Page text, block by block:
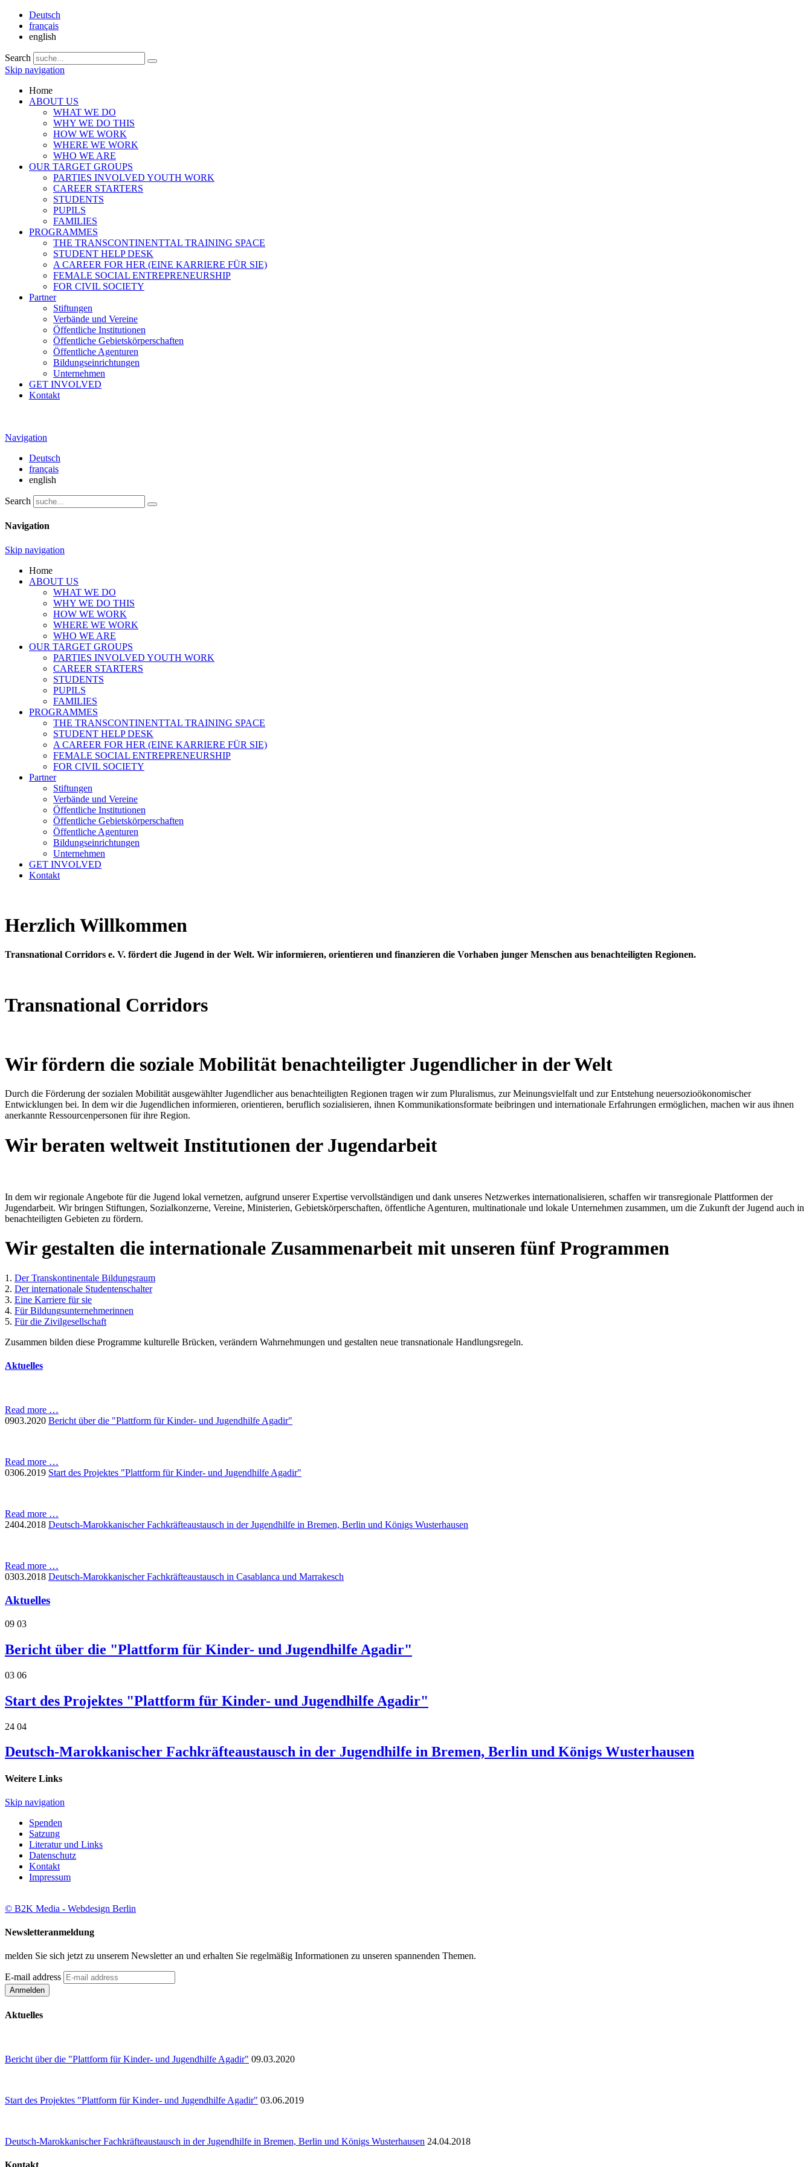
Deutsch
français
english
Search
Skip navigation
Home
ABOUT US
WHAT WE DO
WHY WE DO THIS
HOW WE WORK
WHERE WE WORK
WHO WE ARE
OUR TARGET GROUPS
PARTIES INVOLVED YOUTH WORK
CAREER STARTERS
STUDENTS
PUPILS
FAMILIES
PROGRAMMES
THE TRANSCONTINENTTAL TRAINING SPACE
STUDENT HELP DESK
A CAREER FOR HER (EINE KARRIERE FÜR SIE)
FEMALE SOCIAL ENTREPRENEURSHIP
FOR CIVIL SOCIETY
Partner
Stiftungen
Verbände und Vereine
Öffentliche Institutionen
Öffentliche Gebietskörperschaften
Öffentliche Agenturen
Bildungseinrichtungen
Unternehmen
GET INVOLVED
Kontakt
Navigation
Deutsch
français
english
Search
Navigation
Skip navigation
Home
ABOUT US
WHAT WE DO
WHY WE DO THIS
HOW WE WORK
WHERE WE WORK
WHO WE ARE
OUR TARGET GROUPS
PARTIES INVOLVED YOUTH WORK
CAREER STARTERS
STUDENTS
PUPILS
FAMILIES
PROGRAMMES
THE TRANSCONTINENTTAL TRAINING SPACE
STUDENT HELP DESK
A CAREER FOR HER (EINE KARRIERE FÜR SIE)
FEMALE SOCIAL ENTREPRENEURSHIP
FOR CIVIL SOCIETY
Partner
Stiftungen
Verbände und Vereine
Öffentliche Institutionen
Öffentliche Gebietskörperschaften
Öffentliche Agenturen
Bildungseinrichtungen
Unternehmen
GET INVOLVED
Kontakt
Herzlich Willkommen
Transnational Corridors e. V. fördert die Jugend in der Welt. Wir informieren, orientieren und finanzieren die Vorhaben junger Menschen aus benachteiligten Regionen.
Trans­national Corridors
Wir fördern die soziale Mobilität benachteiligter Jugendlicher in der Welt
Durch die Förderung der sozialen Mobilität ausgewählter Jugendlicher aus benachteiligten Regionen tragen wir zum Pluralismus, zur Meinungsvielfalt und zur Entstehung neuersozioökonomischer
Entwicklungen bei. In dem wir die Jugendlichen informieren, orientieren, beruflich sozialisieren, ihnen Kommunikationsformate beibringen und internationale Erfahrungen ermöglichen, machen wir aus ihnen
anerkannte Ressourcenpersonen für ihre Region.
Wir beraten weltweit Institutionen der Jugendarbeit
In dem wir regionale Angebote für die Jugend lokal vernetzen, aufgrund unserer Expertise vervollständigen und dank unseres Netzwerkes internationalisieren, schaffen wir transregionale Plattformen der
Jugendarbeit. Wir bringen Stiftungen, Sozialkonzerne, Vereine, Ministerien, Gebietskörperschaften, öffentliche Agenturen, multinationale und lokale Unternehmen zusammen, um die Zukunft der Jugend auch in
benachteiligten Gebieten zu fördern.
Wir gestalten die internationale Zusammenarbeit mit unseren fünf Programmen
1. Der Transkontinentale Bildungsraum
2. Der internationale Studentenschalter
3. Eine Karriere für sie
4. Für Bildungsunternehmerinnen
5. Für die Zivilgesellschaft
Zusammen bilden diese Programme kulturelle Brücken, verändern Wahrnehmungen und gestalten neue transnationale Handlungsregeln.
Aktuelles
Read more …
0903.2020 Bericht über die "Plattform für Kinder- und Jugendhilfe Agadir"
Read more …
0306.2019 Start des Projektes "Plattform für Kinder- und Jugendhilfe Agadir"
Read more …
2404.2018 Deutsch-Marokkanischer Fachkräfteaustausch in der Jugendhilfe in Bremen, Berlin und Königs Wusterhausen
Read more …
0303.2018 Deutsch-Marokkanischer Fachkräfteaustausch in Casablanca und Marrakesch
Aktuelles
09 03
Bericht über die "Plattform für Kinder- und Jugendhilfe Agadir"
03 06
Start des Projektes "Plattform für Kinder- und Jugendhilfe Agadir"
24 04
Deutsch-Marokkanischer Fachkräfteaustausch in der Jugendhilfe in Bremen, Berlin und Königs Wusterhausen
Weitere Links
Skip navigation
Spenden
Satzung
Literatur und Links
Datenschutz
Kontakt
Impressum
© B2K Media - Webdesign Berlin
Newsletteranmeldung
melden Sie sich jetzt zu unserem Newsletter an und erhalten Sie regelmäßig Informationen zu unseren spannenden Themen.
E-mail address
Aktuelles
Bericht über die "Plattform für Kinder- und Jugendhilfe Agadir" 09.03.2020
Start des Projektes "Plattform für Kinder- und Jugendhilfe Agadir" 03.06.2019
Deutsch-Marokkanischer Fachkräfteaustausch in der Jugendhilfe in Bremen, Berlin und Königs Wusterhausen 24.04.2018